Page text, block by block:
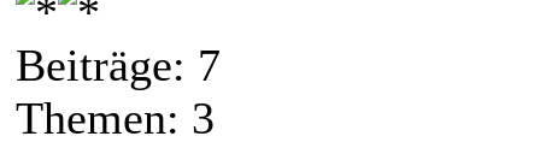
Beiträge: 7
Themen: 3